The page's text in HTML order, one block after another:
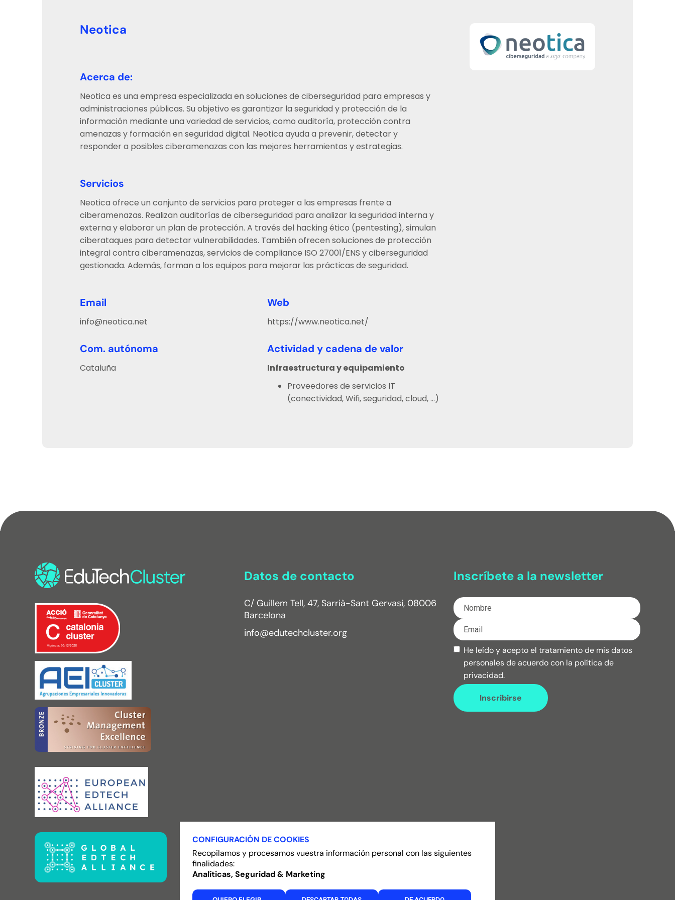
Neotica
Acerca de:
Neotica es una empresa especializada en soluciones de ciberseguridad para empresas y
administraciones públicas. Su objetivo es garantizar la seguridad y protección de la
información mediante una variedad de servicios, como auditoría, protección contra
amenazas y formación en seguridad digital. Neotica ayuda a prevenir, detectar y
responder a posibles ciberamenazas con las mejores herramientas y estrategias.
Servicios
Neotica ofrece un conjunto de servicios para proteger a las empresas frente a
ciberamenazas. Realizan auditorías de ciberseguridad para analizar la seguridad interna y
externa y elaborar un plan de protección. A través del hacking ético (pentesting), simulan
ciberataques para detectar vulnerabilidades. También ofrecen soluciones de protección
integral contra ciberamenazas, servicios de compliance ISO 27001/ENS y ciberseguridad
gestionada. Además, forman a los equipos para mejorar las prácticas de seguridad.
Email
info@neotica.net
Web
https://www.neotica.net/
Com. autónoma
Cataluña
Actividad y cadena de valor
Infraestructura y equipamiento
Proveedores de servicios IT
(conectividad, Wifi, seguridad, cloud, …)
Datos de contacto
C/ Guillem Tell, 47, Sarrià-Sant Gervasi, 08006
Barcelona
info@edutechcluster.org
Inscríbete a la newsletter
He leído y acepto el tratamiento de mis datos
personales de acuerdo con la política de
privacidad.
Inscribirse
CONFIGURACIÓN DE COOKIES
Recopilamos y procesamos vuestra información personal con las siguientes
finalidades:
Analíticas, Seguridad & Marketing